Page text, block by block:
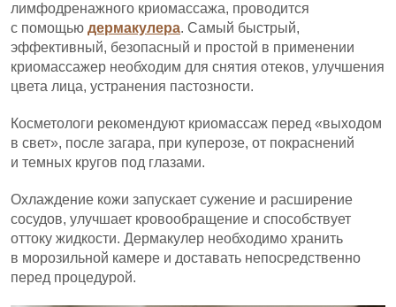
лимфодренажного криомассажа, проводится
с помощью дермакулера. Самый быстрый,
эффективный, безопасный и простой в применении
криомассажер необходим для снятия отеков, улучшения
цвета лица, устранения пастозности.
Косметологи рекомендуют криомассаж перед «выходом
в свет», после загара, при куперозе, от покраснений
и темных кругов под глазами.
Охлаждение кожи запускает сужение и расширение
сосудов, улучшает кровообращение и способствует
оттоку жидкости. Дермакулер необходимо хранить
в морозильной камере и доставать непосредственно
перед процедурой.